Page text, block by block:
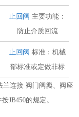
止回阀 主要功能：
防止介质回流
止回阀 标准：机械
部标准或定做非标
兰连接 阀门阀瓣、阀座
JB450的规定。